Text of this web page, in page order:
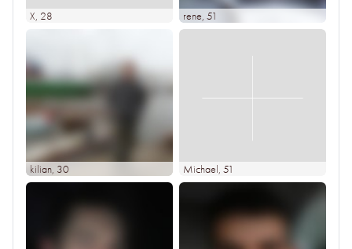
X, 28 rene, 51
kilian, 30 Michael, 51